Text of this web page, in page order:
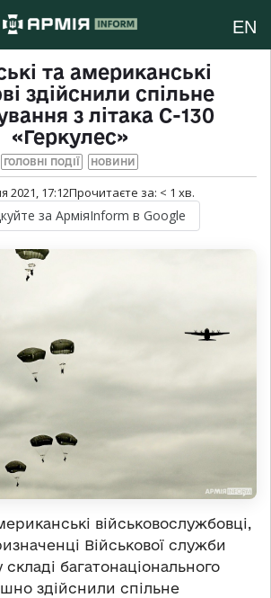
EN
та американські
здійснили спільне
з літака С-130
«Геркулес»
ГОЛОВНІ ПОДІЇ НОВИНИ
2021, 17:12Прочитаєте за: < 1 хв.
за АрміяInform в Google
військовослужбовці,
Військової служби
багатонаціонального
здійснили спільне